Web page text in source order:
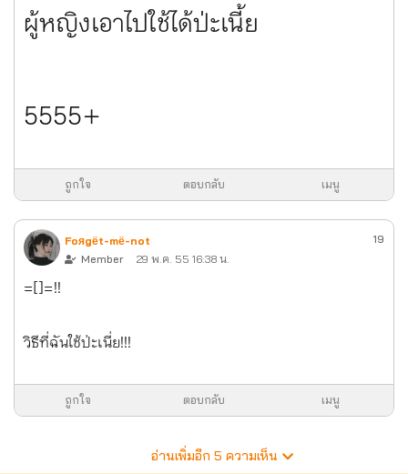
ผู้หญิงเอาไปใช้ได้ป่ะเนี้ย
5555+
ถูกใจ ตอบกลับ เมนู
Foяgёt-mё-not
Member
29 พ.ค. 55 16:38 น.
19
=[]=!!
วิธีที่ฉันใช้ป่ะเนี่ย!!!
ถูกใจ ตอบกลับ เมนู
อ่านเพิ่มอีก 5 ความเห็น